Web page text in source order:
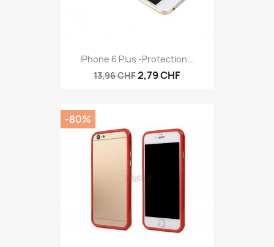
IPhone 6 Plus -protection...
13,96 CHF2,79 CHF
-80%